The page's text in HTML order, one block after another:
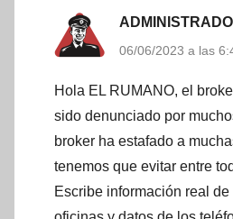
06/06/2023 a las
Hola EL RUMANO, el
sido denunciado por
broker ha estafado a
tenemos que evitar entre
Escribe información real